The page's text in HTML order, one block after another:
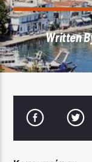
Title
Artist
LA FAMIGLIA
Written